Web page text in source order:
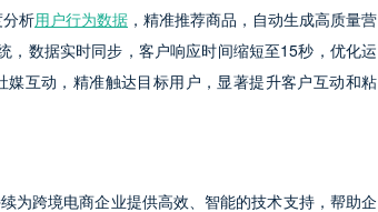
析用户行为数据 ，精准推荐商品，自动生成高质量营
，数据实时同步，客户响应时间缩短至15秒，优化运
互动，精准触达目标用户，显著提升客户互动和粘
为跨境电商企业提供高效、智能的技术支持，帮助企